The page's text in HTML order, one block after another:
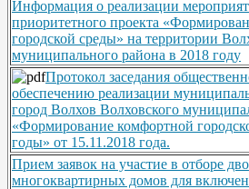
Информация о реализации
приоритетного проекта
городской среды» на территории
муниципального района в 2018 году
Протокол заседания
обеспечению реализации
город Волхов Волховского
«Формирование комфортной
годы» от 15.11.2018 года.
Прием заявок на участие в отборе
многоквартирных домов для